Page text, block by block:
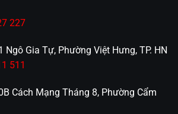
227
Ngô Gia Tự, Phường Việt Hưng, TP. HN
511
Cách Mạng Tháng 8, Phường Cẩm